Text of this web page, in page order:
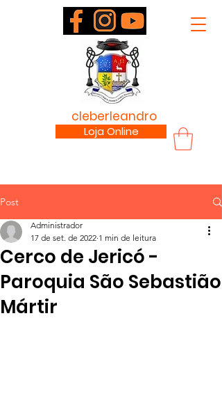
cleberleandro
Loja Online
Post
Cerco de Jericó -
Paroquia São Sebastião
Mártir
Administrador
17 de set. de 2022 1 min de leitura